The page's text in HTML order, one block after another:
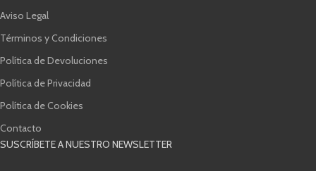
Aviso Legal
Términos y Condiciones
Política de Devoluciones
Política de Privacidad
Política de Cookies
Contacto
SUSCRÍBETE A NUESTRO NEWSLETTER